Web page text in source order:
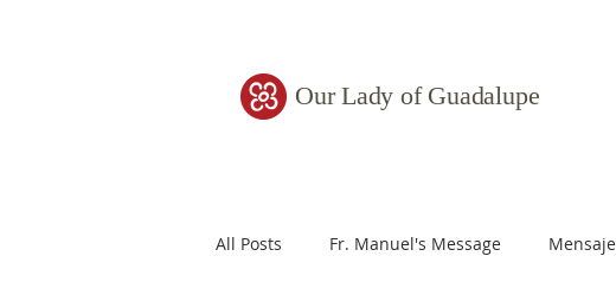
Our Lady of Guadalupe
All Posts Fr. Manuel's Message